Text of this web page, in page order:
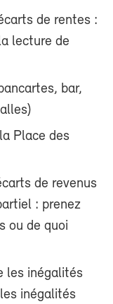
de rentes :
lecture de
bar,
Place des
de revenus
: prenez
ou de quoi
les inégalités
inégalités